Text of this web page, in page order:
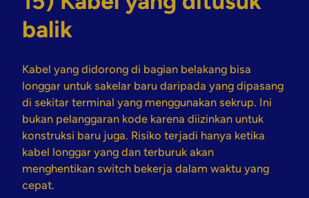
balik
Kabel yang didorong di bagian belakang bisa
longgar untuk sakelar baru daripada yang dipasang
di sekitar terminal yang menggunakan sekrup. Ini
bukan pelanggaran kode karena diizinkan untuk
konstruksi baru juga. Risiko terjadi hanya ketika
kabel longgar yang dan terburuk akan
menghentikan switch bekerja dalam waktu yang
cepat.